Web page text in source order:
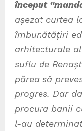
început
așezat curtea
îmbunătățiri
arhitecturale
suflu de
părea să
progres. Dar
procura banii
l-au